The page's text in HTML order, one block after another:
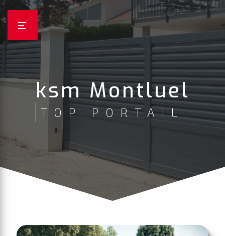
ksm Montluel
TOP PORTAIL
Panneau de gestion des cookies